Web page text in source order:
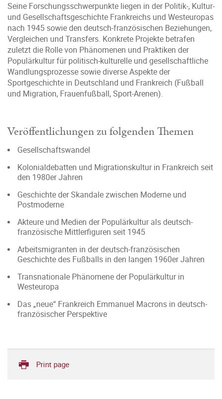
Seine Forschungsschwerpunkte liegen in der Politik-, Kultur-
und Gesellschaftsgeschichte Frankreichs und Westeuropas
nach 1945 sowie den deutsch-französischen Beziehungen,
Vergleichen und Transfers. Konkrete Projekte betrafen
zuletzt die Rolle von Phänomenen und Praktiken der
Populärkultur für politisch-kulturelle und gesellschaftliche
Wandlungsprozesse sowie diverse Aspekte der
Sportgeschichte in Deutschland und Frankreich (Fußball
und Migration, Frauenfußball, Sport-Arenen).
Veröffentlichungen zu folgenden Themen
Gesellschaftswandel
Kolonialdebatten und Migrationskultur in Frankreich seit
den 1980er Jahren
Geschichte der Skandale zwischen Moderne und
Postmoderne
Akteure und Medien der Populärkultur als deutsch-
französische Mittlerfiguren seit 1945
Arbeitsmigranten in der deutsch-französischen
Geschichte des Fußballs in den langen 1960er Jahren
Transnationale Phänomene der Populärkultur in
Westeuropa
Das „neue“ Frankreich Emmanuel Macrons in deutsch-
französischer Perspektive
Print page